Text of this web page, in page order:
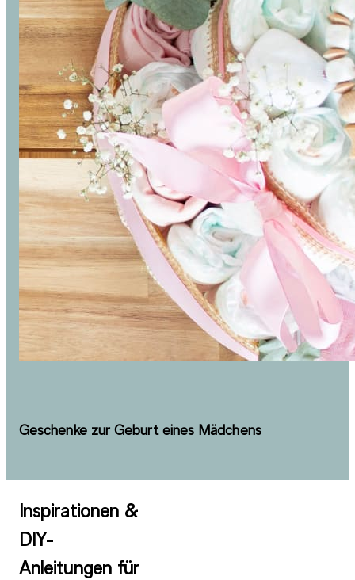
Geschenke zur Geburt eines Mädchens
Inspirationen &
DIY-
Anleitungen für